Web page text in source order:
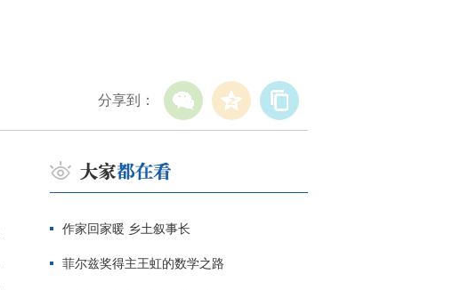
分享到：
作家回家暖 乡土叙事长
菲尔兹奖得主王虹的数学之路